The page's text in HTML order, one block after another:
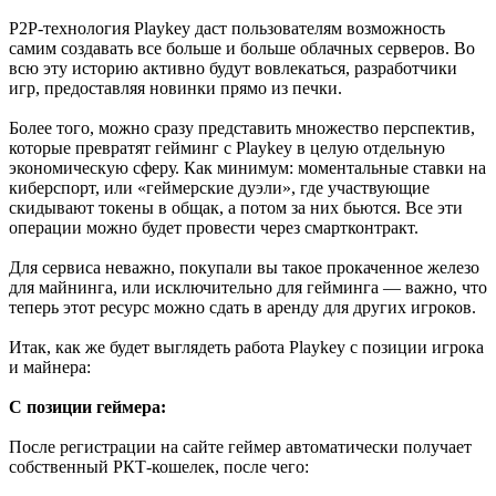
P2P-технология Playkey даст пользователям возможность
самим создавать все больше и больше облачных серверов. Во
всю эту историю активно будут вовлекаться, разработчики
игр, предоставляя новинки прямо из печки.
Более того, можно сразу представить множество перспектив,
которые превратят гейминг с Playkey в целую отдельную
экономическую сферу. Как минимум: моментальные ставки на
киберспорт, или «геймерские дуэли», где участвующие
скидывают токены в общак, а потом за них бьются. Все эти
операции можно будет провести через смартконтракт.
Для сервиса неважно, покупали вы такое прокаченное железо
для майнинга, или исключительно для гейминга — важно, что
теперь этот ресурс можно сдать в аренду для других игроков.
Итак, как же будет выглядеть работа Playkey с позиции игрока
и майнера:
С позиции геймера:
После регистрации на сайте геймер автоматически получает
собственный РКТ-кошелек, после чего: